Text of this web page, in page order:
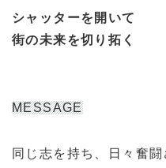
シャッターを開いて
街の未来を切り拓く
MESSAGE
同じ志を持ち、日々奮